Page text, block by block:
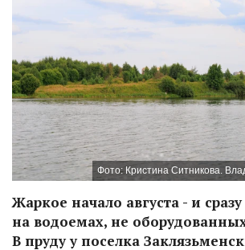
Фото: Кристина Ситникова.
Жаркое начало августа - и
на водоемах, не
В пруду у поселка